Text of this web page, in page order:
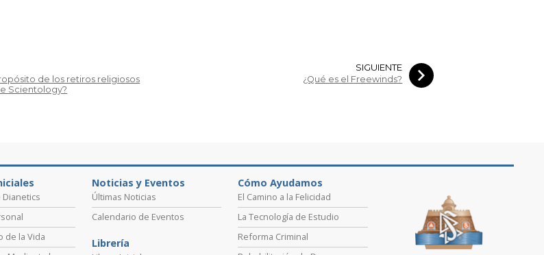
de los retiros religiosos
Scientology?
SIGUIENTE
¿Qué es el Freewinds?
de la Vida
Noticias y Eventos
Últimas Noticias
Calendario de Eventos
Librería
Cómo Ayudamos
El Camino a la Felicidad
La Tecnología de Estudio
Reforma Criminal